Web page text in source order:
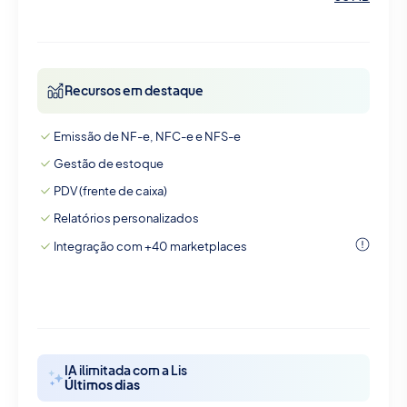
Recursos em destaque
Emissão de NF-e, NFC-e e NFS-e
Gestão de estoque
PDV (frente de caixa)
Relatórios personalizados
Integração com +40 marketplaces
IA ilimitada com a Lis
Últimos dias